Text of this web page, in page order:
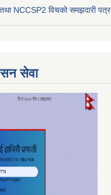
तथा NCCSP2 विचको समझदारी पत्र
सेवा